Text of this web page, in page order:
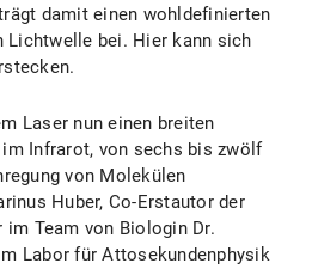
damit einen wohldefinierten
Lichtwelle bei. Hier kann sich
Laser nun einen breiten
im Infrarot, von sechs bis zwölf
von Molekülen
Huber, Co-Erstautor der
Team von Biologin Dr.
Labor für Attosekundenphysik